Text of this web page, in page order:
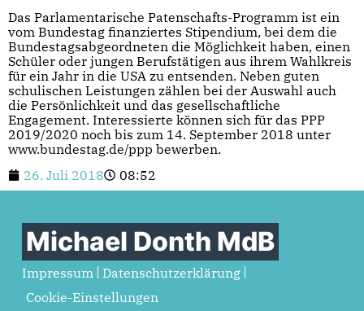
Das Parlamentarische Patenschafts-Programm ist ein
vom Bundestag finanziertes Stipendium, bei dem die
Bundestagsabgeordneten die Möglichkeit haben, einen
Schüler oder jungen Berufstätigen aus ihrem Wahlkreis
für ein Jahr in die USA zu entsenden. Neben guten
schulischen Leistungen zählen bei der Auswahl auch
die Persönlichkeit und das gesellschaftliche
Engagement. Interessierte können sich für das PPP
2019/2020 noch bis zum 14. September 2018 unter
www.bundestag.de/ppp bewerben.
26. Juli 2018
08:52
Michael Donth MdB
Impressum
Datenschutzerklärung
Cookie-Einstellungen